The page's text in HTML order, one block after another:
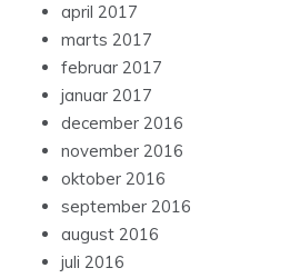
april 2017
marts 2017
februar 2017
januar 2017
december 2016
november 2016
oktober 2016
september 2016
august 2016
juli 2016